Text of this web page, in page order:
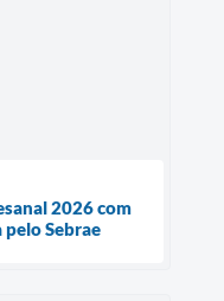
2026 com
Sebrae